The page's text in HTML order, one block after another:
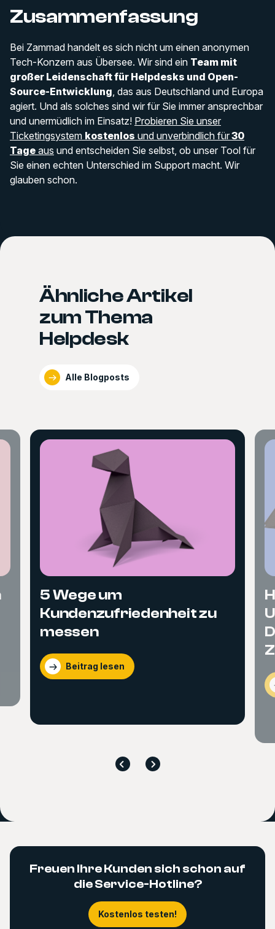
Zusammenfassung
Bei Zammad handelt es sich nicht um einen anonymen
Tech-Konzern aus Übersee. Wir sind ein Team mit
großer Leidenschaft für Helpdesks und Open-
Source-Entwicklung, das aus Deutschland und Europa
agiert. Und als solches sind wir für Sie immer ansprechbar
und unermüdlich im Einsatz! Probieren Sie unser
Ticketingsystem kostenlos und unverbindlich für30
Tage aus und entscheiden Sie selbst, ob unser Tool für
Sie einen echten Unterschied im Support macht. Wir
glauben schon.
Ähnliche Artikel
zum Thema
Helpdesk
Alle Blogposts
5 Wege um
Kundenzufriedenheit zu
messen
Beitrag lesen
Freuen Ihre Kunden sich schon auf
die Service-Hotline?
Kostenlos testen!